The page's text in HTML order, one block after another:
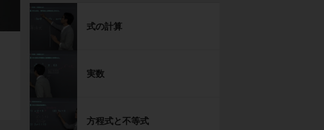
式の計算
実数
方程式と不等式